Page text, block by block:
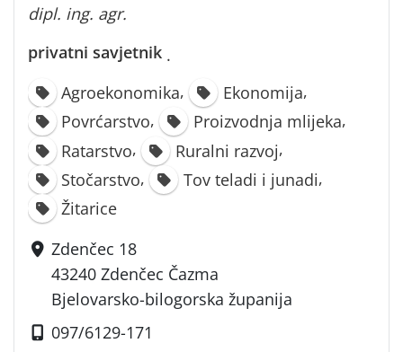
dipl. ing. agr.
privatni savjetnik ·
Agroekonomika, Ekonomija,
Povrćarstvo, Proizvodnja mlijeka,
Ratarstvo, Ruralni razvoj,
Stočarstvo, Tov teladi i junadi,
Žitarice
Zdenčec 18
43240 Zdenčec Čazma
Bjelovarsko-bilogorska županija
097/6129-171